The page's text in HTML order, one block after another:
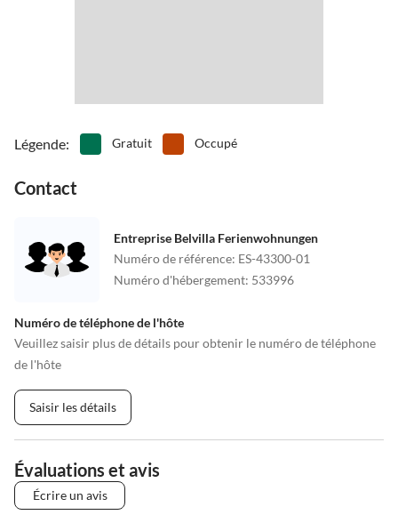
Légende: Gratuit Occupé
Contact
Entreprise Belvilla Ferienwohnungen
Numéro de référence: ES-43300-01
Numéro d'hébergement: 533996
Numéro de téléphone de l'hôte
Veuillez saisir plus de détails pour obtenir le numéro de téléphone
de l'hôte
Saisir les détails
Évaluations et avis
Écrire un avis